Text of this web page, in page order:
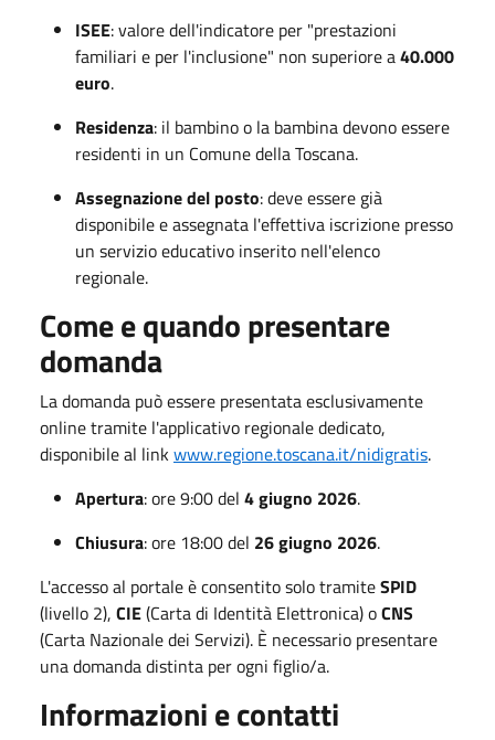
ISEE: valore dell'indicatore per "prestazioni
familiari e per l'inclusione" non superiore a40.000
euro.
Residenza: il bambino o la bambina devono essere
residenti in un Comune della Toscana.
Assegnazione del posto: deve essere già
disponibile e assegnata l'effettiva iscrizione presso
un servizio educativo inserito nell'elenco
regionale.
Come e quando presentare
domanda
La domanda può essere presentata esclusivamente
online tramite l'applicativo regionale dedicato,
disponibile al linkwww.regione.toscana.it/nidigratis.
Apertura: ore 9:00 del 4 giugno 2026.
Chiusura: ore 18:00 del 26 giugno 2026.
L'accesso al portale è consentito solo tramiteSPID
(livello 2), CIE(Carta di Identità Elettronica) oCNS
(Carta Nazionale dei Servizi). È necessario presentare
una domanda distinta per ogni figlio/a.
Informazioni e contatti